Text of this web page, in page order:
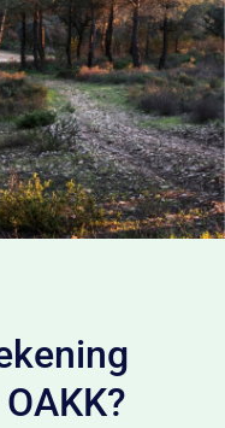
dan is de
keuze. Beleg je in
dan heb je
Dat
als pieken worden
voordeel als